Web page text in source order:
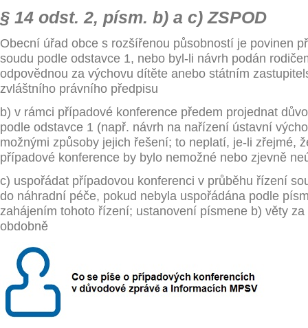
§ 14 odst. 2, písm. b) a c) ZSPOD
Obecní úřad obce s rozšířenou působností je povinen
soudu podle odstavce 1, nebo byl-li návrh podán
odpovědnou za výchovu dítěte anebo státním
zvláštního právního předpisu
b) v rámci případové konference předem projednat
podle odstavce 1 (např. návrh na nařízení ústavní
možnými způsoby jejich řešení; to neplatí, je-li zřejmé,
případové konference by bylo nemožné nebo zjevně
c) uspořádat případovou konferenci v průběhu řízení
do náhradní péče, pokud nebyla uspořádána podle
zahájením tohoto řízení; ustanovení písmene b) věty
obdobně